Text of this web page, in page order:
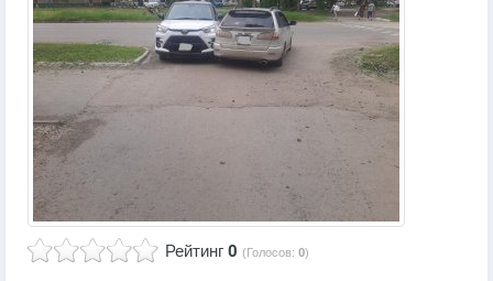
Рейтинг 0 (Голосов: 0)